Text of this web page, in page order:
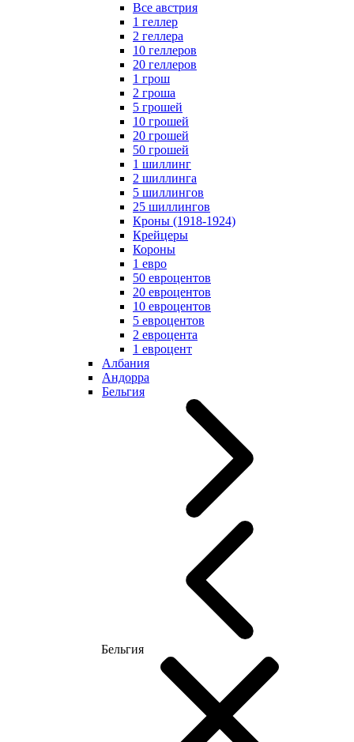
Все австрия
1 геллер
2 геллера
10 геллеров
20 геллеров
1 грош
2 гроша
5 грошей
10 грошей
20 грошей
50 грошей
1 шиллинг
2 шиллинга
5 шиллингов
25 шиллингов
Кроны (1918-1924)
Крейцеры
Короны
1 евро
50 евроцентов
20 евроцентов
10 евроцентов
5 евроцентов
2 евроцента
1 евроцент
Албания
Андорра
Бельгия
Бельгия